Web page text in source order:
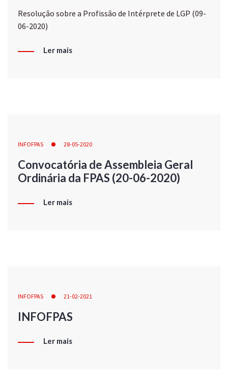
Resolução sobre a Profissão de Intérprete de LGP (09-
06-2020)
Ler mais
INFOFPAS 28-05-2020
Convocatória de Assembleia Geral
Ordinária da FPAS (20-06-2020)
Ler mais
INFOFPAS 21-02-2021
INFOFPAS
Ler mais